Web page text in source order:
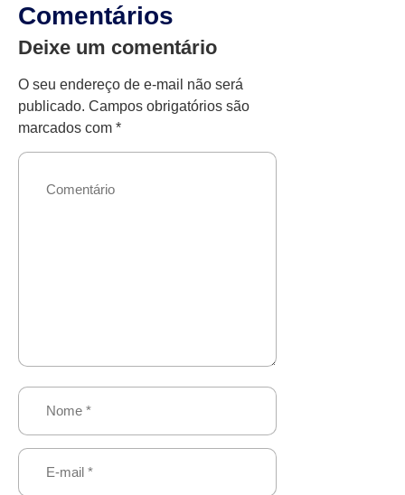
Comentários
Deixe um comentário
O seu endereço de e-mail não será
publicado. Campos obrigatórios são
marcados com *